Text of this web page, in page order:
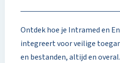
Ontdek hoe je Intramed en
integreert voor veilige
en bestanden, altijd en overal.